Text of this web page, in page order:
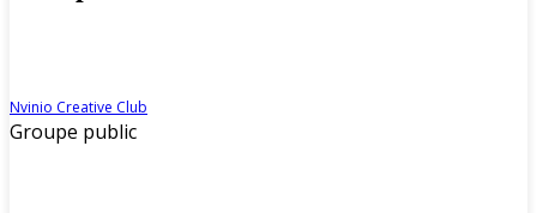
Nvinio Creative Club
Groupe public